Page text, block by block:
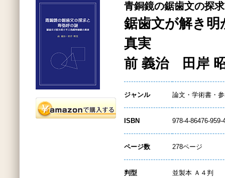
青銅鏡の鋸歯文の探
鋸歯文が解き明
真実
前 義治 田岸
ジャンル 論文・学術書・
ISBN 978-4-86476-959-
ページ数 278ページ
判型 並製本 Ａ４判